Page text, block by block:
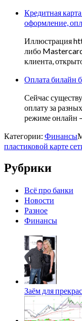
Кредитная
оформление,
Иллюстрация
либо
клиента,
Оплата билайн
Сейчас
оплату за
режиме онлайн
Категории: Финансы
пластиковой карте
Рубрики
Всё про банки
Новости
Разное
Финансы
Заём для